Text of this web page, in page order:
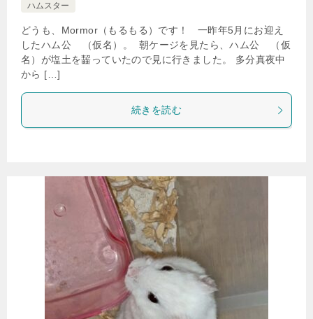
ハムスター
どうも、Mormor（もるもる）です！ 一昨年5月にお迎え
したハム公
（仮名）。 朝ケージを見たら、ハム公
（仮
名）が塩土を齧っていたので見に行きました。 多分真夜中
から […]
続きを読む